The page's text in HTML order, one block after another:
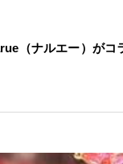
（ナルエー）がコ